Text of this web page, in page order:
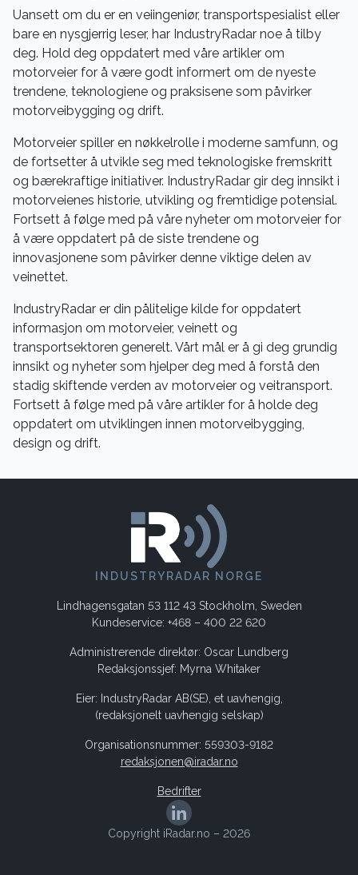
Uansett om du er en veiingeniør, transportspesialist eller
bare en nysgjerrig leser, har IndustryRadar noe å tilby
deg. Hold deg oppdatert med våre artikler om
motorveier for å være godt informert om de nyeste
trendene, teknologiene og praksisene som påvirker
motorveibygging og drift.
Motorveier spiller en nøkkelrolle i moderne samfunn, og
de fortsetter å utvikle seg med teknologiske fremskritt
og bærekraftige initiativer. IndustryRadar gir deg innsikt i
motorveienes historie, utvikling og fremtidige potensial.
Fortsett å følge med på våre nyheter om motorveier for
å være oppdatert på de siste trendene og
innovasjonene som påvirker denne viktige delen av
veinettet.
IndustryRadar er din pålitelige kilde for oppdatert
informasjon om motorveier, veinett og
transportsektoren generelt. Vårt mål er å gi deg grundig
innsikt og nyheter som hjelper deg med å forstå den
stadig skiftende verden av motorveier og veitransport.
Fortsett å følge med på våre artikler for å holde deg
oppdatert om utviklingen innen motorveibygging,
design og drift.
INDUSTRYRADAR NORGE
Lindhagensgatan 53 112 43 Stockholm, Sweden
Kundeservice: +468 – 400 22 620
Administrerende direktør: Oscar Lundberg
Redaksjonssjef: Myrna Whitaker
Eier: IndustryRadar AB(SE), et uavhengig,
(redaksjonelt uavhengig selskap)
Organisationsnummer: 559303-9182
redaksjonen@iradar.no
Bedrifter
Copyright iRadar.no – 2026